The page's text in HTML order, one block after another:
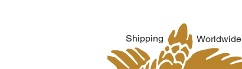
Shipping Worldwide